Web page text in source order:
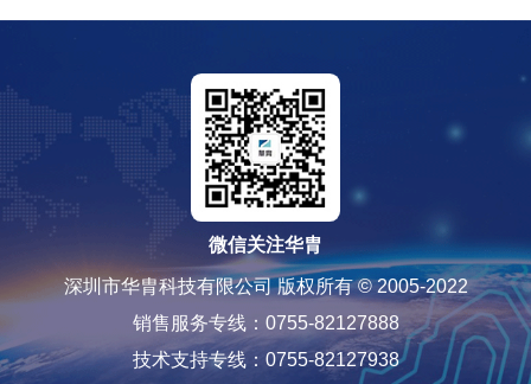
微信关注华胄
深圳市华胄科技有限公司 版权所有 © 2005-2022
销售服务专线：0755-82127888
技术支持专线：0755-82127938